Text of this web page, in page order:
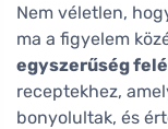
Nem véletlen,
ma a figyelem
egyszerűség
receptekhez,
bonyolultak, és